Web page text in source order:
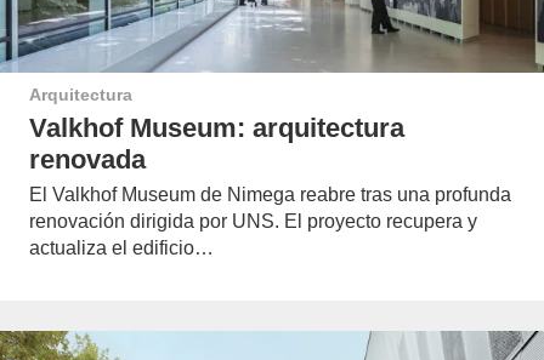
Arquitectura
Valkhof Museum: arquitectura
renovada
El Valkhof Museum de Nimega reabre tras una profunda
renovación dirigida por UNS. El proyecto recupera y
actualiza el edificio…